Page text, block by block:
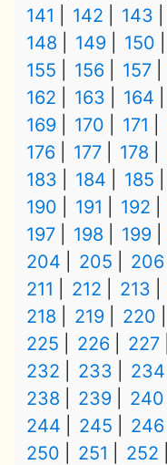
141
142 143
148
149 150
155
156 157
162
163 164
169
170 171
176
177 178
183
184 185
190
191 192
197
198 199
204
205 206
211
212 213
218
219 220
225
226 227
232
233 234
238
239 240
244
245 246
250
251 252